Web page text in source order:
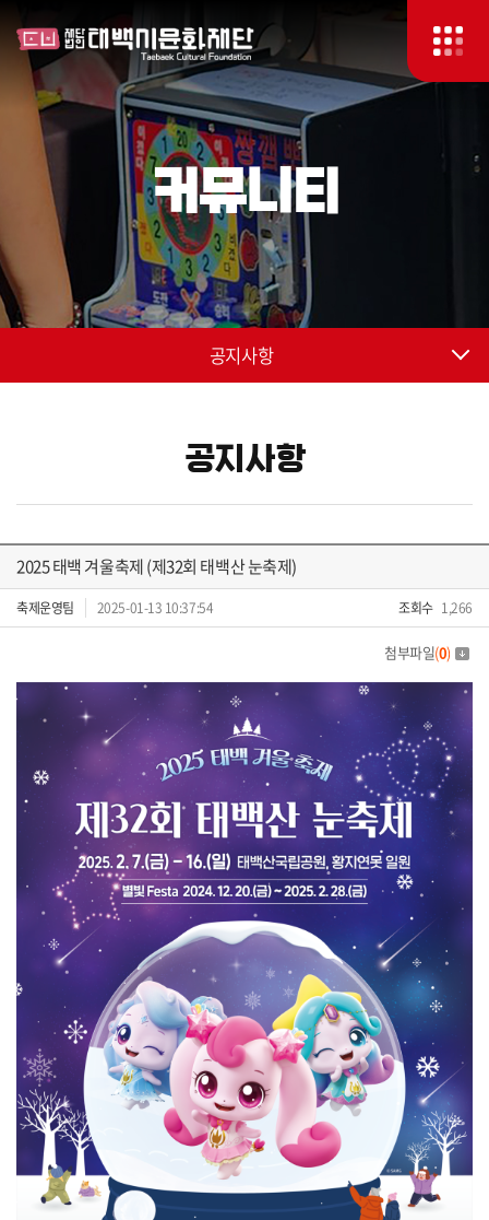
커뮤니티
공지사항
공지사항
2025 태백 겨울축제 (제32회 태백산 눈축제)
축제운영팀 2025-01-13 10:37:54 조회수 1,266
첨부파일(0)